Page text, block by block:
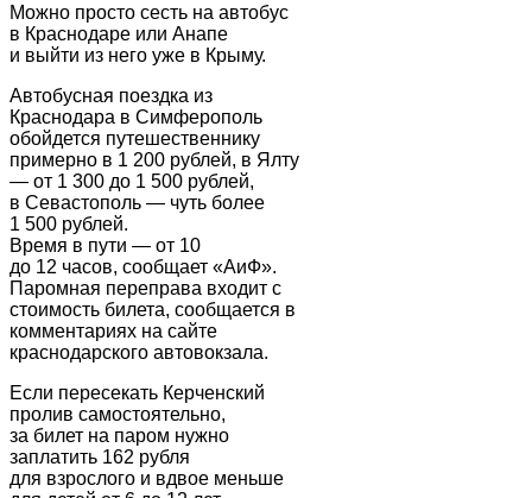
Можно просто сесть на автобус
в Краснодаре или Анапе
и выйти из него уже в Крыму.
Автобусная поездка из
Краснодара в Симферополь
обойдется путешественнику
примерно в 1 200 рублей, в Ялту
— от 1 300 до 1 500 рублей,
в Севастополь — чуть более
1 500 рублей.
Время в пути — от 10
до 12 часов, сообщает «АиФ».
Паромная переправа входит с
стоимость билета, сообщается в
комментариях на сайте
краснодарского автовокзала.
Если пересекать Керченский
пролив самостоятельно,
за билет на паром нужно
заплатить 162 рубля
для взрослого и вдвое меньше